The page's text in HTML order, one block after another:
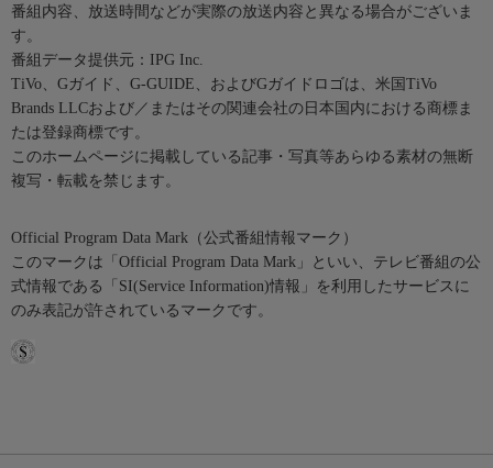
番組内容、放送時間などが実際の放送内容と異なる場合がございま
す。
番組データ提供元：IPG Inc.
TiVo、Gガイド、G-GUIDE、およびGガイドロゴは、米国TiVo
Brands LLCおよび／またはその関連会社の日本国内における商標ま
たは登録商標です。
このホームページに掲載している記事・写真等あらゆる素材の無断
複写・転載を禁じます。
Official Program Data Mark（公式番組情報マーク）
このマークは「Official Program Data Mark」といい、テレビ番組の公
式情報である「SI(Service Information)情報」を利用したサービスに
のみ表記が許されているマークです。